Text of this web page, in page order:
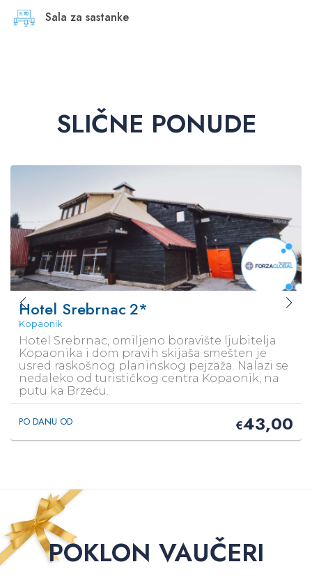
Sala za sastanke
SLIČNE PONUDE
Hotel Srebrnac2*
Kopaonik
Hotel Srebrnac, omiljeno boravište ljubitelja
Kopaonika i dom pravih skijaša smešten je
usred raskošnog planinskog pejzaža. Nalazi se
nedaleko od turističkog centra Kopaonik, na
putu ka Brzeću.
PO DANU OD €43,00
POKLON VAUČERI